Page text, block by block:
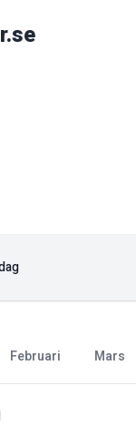
februari mars